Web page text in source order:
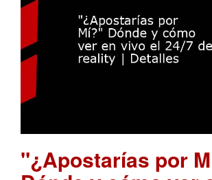
"¿Apostarías por